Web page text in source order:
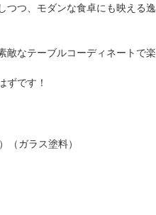
つつ、モダンな食卓にも映える逸
敵なテーブルコーディネートで楽
ずです！
（ガラス塗料）